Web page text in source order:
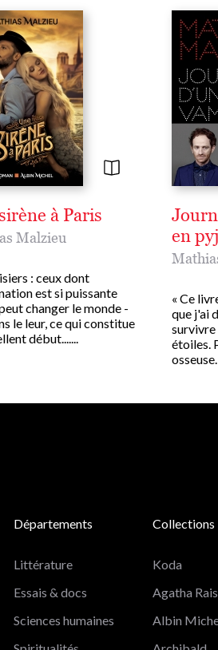
à Paris
Malzieu
: ceux dont
est si puissante
changer le monde -
le leur, ce qui constitue
début.......
en
« Ce
que j'ai
survivre
étoiles.
Départements
Littérature
Essais & docs
Sciences humaines
Collections
Koda
Agatha
Albin